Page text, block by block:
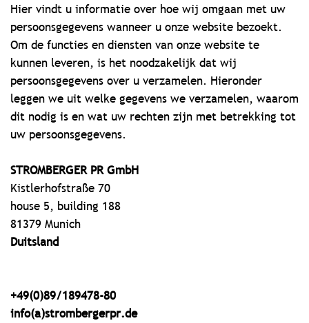
Hier vindt u informatie over hoe wij omgaan met uw
persoonsgegevens wanneer u onze website bezoekt.
Om de functies en diensten van onze website te
kunnen leveren, is het noodzakelijk dat wij
persoonsgegevens over u verzamelen. Hieronder
leggen we uit welke gegevens we verzamelen, waarom
dit nodig is en wat uw rechten zijn met betrekking tot
uw persoonsgegevens.
STROMBERGER PR GmbH
Kistlerhofstraße 70
house 5, building 188
81379 Munich
Duitsland
+49(0)89/189478-80
info(a)strombergerpr.de